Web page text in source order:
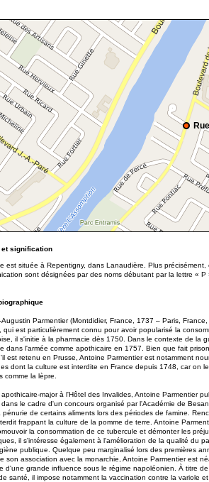
et signification
est située à Repentigny, dans Lanaudière. Plus
sont désignées par des noms débutant par la lettre « P
Parmentier (Montdidier, France, 1737 – Paris,
qui est particulièrement connu pour avoir popularisé la
il s'initie à la pharmacie dès 1750. Dans le contexte de la
dans l'armée comme apothicaire en 1757. Bien que fait
est retenu en Prusse, Antoine Parmentier est notamment
dont la culture est interdite en France depuis 1748, car on
comme la lèpre.
major à l'Hôtel des Invalides, Antoine Parmentier
le cadre d'un concours organisé par l'Académie de
pénurie de certains aliments lors des périodes de famine.
frappant la culture de la pomme de terre. Antoine
la consommation de ce tubercule et démonter les
il s'intéresse également à l'amélioration de la qualité du
publique. Quelque peu marginalisé lors des premières
son association avec la monarchie, Antoine Parmentier est
d'une grande influence sous le régime napoléonien. À titre
santé, il impose notamment la vaccination contre la variole